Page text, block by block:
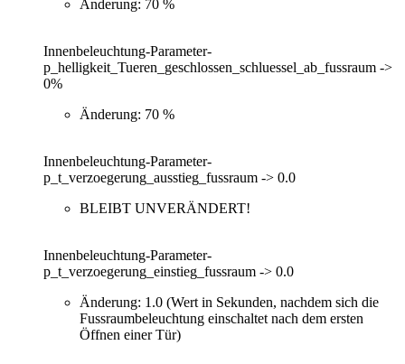
Änderung: 70 %
Innenbeleuchtung-Parameter-
p_helligkeit_Tueren_geschlossen_schluessel_ab_fussraum ->
0%
Änderung: 70 %
Innenbeleuchtung-Parameter-
p_t_verzoegerung_ausstieg_fussraum -> 0.0
BLEIBT UNVERÄNDERT!
Innenbeleuchtung-Parameter-
p_t_verzoegerung_einstieg_fussraum -> 0.0
Änderung: 1.0 (Wert in Sekunden, nachdem sich die
Fussraumbeleuchtung einschaltet nach dem ersten
Öffnen einer Tür)